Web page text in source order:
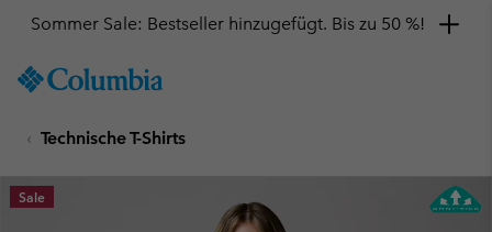
TO
SKIP
MAIN
NAV
Sommer Sale: Bestseller hinzugefügt. Bis zu 50 %!
Technische T-Shirts
Sale